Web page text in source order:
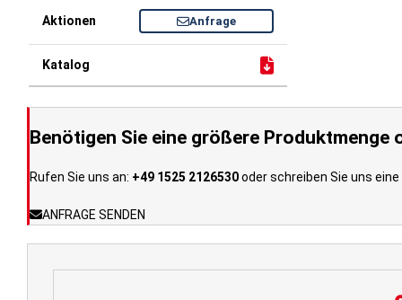
Anfrage
Benötigen Sie eine größere Produktmenge
Rufen Sie uns an: +49 1525 2126530oder schreiben Sie uns eine
ANFRAGE SENDEN